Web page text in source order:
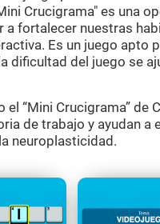
Crucigrama" es una
a fortalecer nuestras
Es un juego apto
dificultad del juego se
“Mini Crucigrama” de
de trabajo y ayudan a
neuroplasticidad.